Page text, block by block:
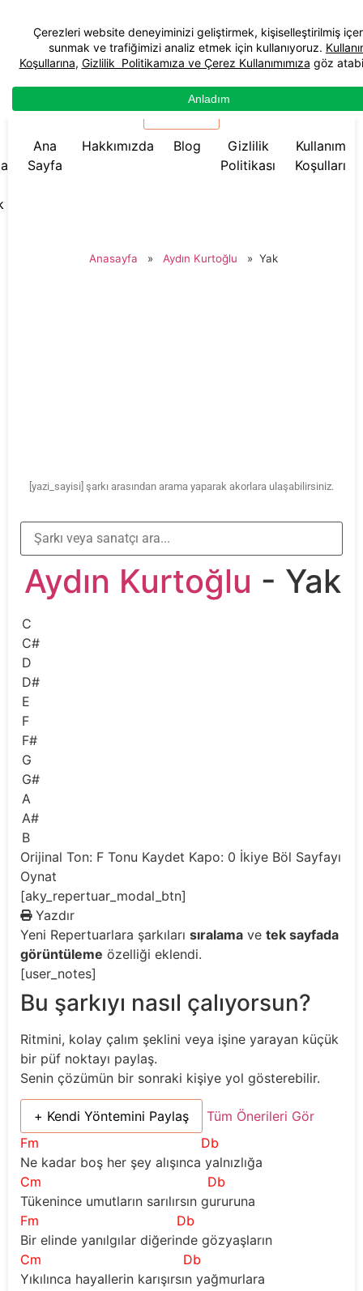
☰ Menü
Ana
Sayfa
Hakkımızda Blog
Gizlilik
Politikası
Kullanım
Koşulları
Anasayfa » Aydın Kurtoğlu » Yak
[yazi_sayisi] şarkı arasından arama yaparak akorlara ulaşabilirsiniz.
Aydın Kurtoğlu - Yak
C
C#
D
D#
E
F
F#
G
G#
A
A#
B
Orijinal Ton: F Tonu Kaydet Kapo: 0 İkiye Böl Sayfayı
Oynat
[aky_repertuar_modal_btn]
Yazdır
Yeni Repertuarlara şarkıları sıralama ve tek sayfada
görüntüleme özelliği eklendi.
[user_notes]
Bu şarkıyı nasıl çalıyorsun?
Ritmini, kolay çalım şeklini veya işine yarayan küçük
bir püf noktayı paylaş.
Senin çözümün bir sonraki kişiye yol gösterebilir.
+ Kendi Yöntemini Paylaş
Tüm Önerileri Gör
Fm
Db
Ne kadar boş her şey alışınca yalnızlığa
Cm
Db
Tükenince umutların sarılırsın gururuna
Fm
Db
Bir elinde yanılgılar diğerinde gözyaşların
Cm
Db
Yıkılınca hayallerin karışırsın yağmurlara